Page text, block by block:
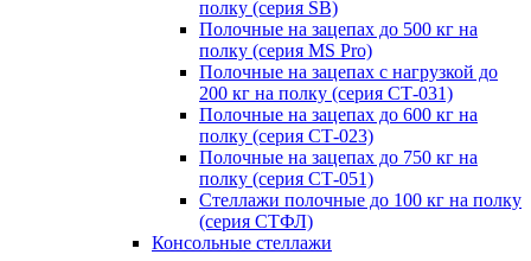
полку (серия SB)
Полочные на зацепах до 500 кг на
полку (серия MS Pro)
Полочные на зацепах с нагрузкой до
200 кг на полку (серия СТ-031)
Полочные на зацепах до 600 кг на
полку (серия СТ-023)
Полочные на зацепах до 750 кг на
полку (серия СТ-051)
Стеллажи полочные до 100 кг на полку
(серия СТФЛ)
Консольные стеллажи